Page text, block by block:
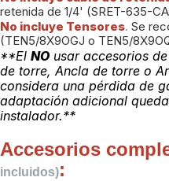
retenida de 1/4' (SRET-635-
No incluye Tensores. Se
(TEN5/8X9OGJ o TEN5/
**El NO usar accesorios
de torre, Ancla de torre o
considera una pérdida de
adaptación adicional
instalador.**
Accesorios
incluidos):